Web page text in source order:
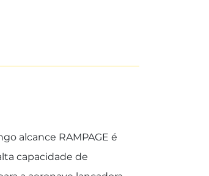
alcance RAMPAGE é
capacidade de